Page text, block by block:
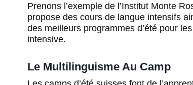
Prenons l’exemple de l’Institut Monte
propose des cours de langue intensifs
des meilleurs programmes d’été pour
intensive.
Le Multilinguisme Au Camp